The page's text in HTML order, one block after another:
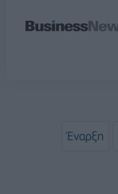
Έναρξη